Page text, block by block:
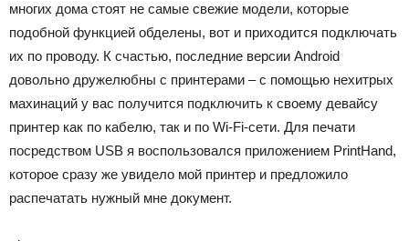
многих дома стоят не самые свежие модели, которые
подобной функцией обделены, вот и приходится подключать
их по проводу. К счастью, последние версии Android
довольно дружелюбны с принтерами – с помощью нехитрых
махинаций у вас получится подключить к своему девайсу
принтер как по кабелю, так и по Wi-Fi-сети. Для печати
посредством USB я воспользовался приложением PrintHand,
которое сразу же увидело мой принтер и предложило
распечатать нужный мне документ.